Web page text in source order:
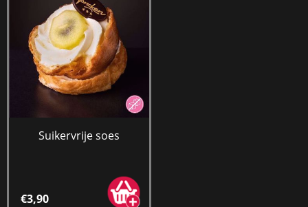
Suikervrije soes
€3,90